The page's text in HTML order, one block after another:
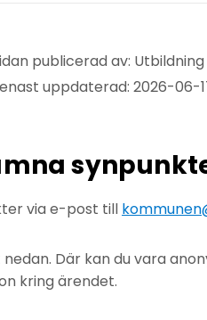
publicerad av: Utbildning
uppdaterad: 2026-06-
via e-post till
Där kan du vara
kring ärendet.